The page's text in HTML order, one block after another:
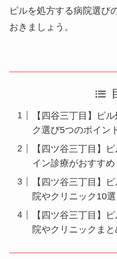
ピルを処方する病院選び
おきましょう。
【四谷三丁目】ピ
ク選び5つのポイン
【四ツ谷三丁目】
イン診療がおすすめ
【四ツ谷三丁目】
院やクリニック10選
【四ツ谷三丁目】
院やクリニックまと